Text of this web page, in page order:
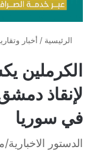
الرئيسية / أخبار
الكرملين
لإنقاذ
في سوريا
الدستور الاخبارية/